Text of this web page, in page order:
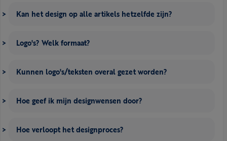
Kan het design op alle artikels hetzelfde zijn?
Logo's? Welk formaat?
Kunnen logo's/teksten overal gezet worden?
Hoe geef ik mijn designwensen door?
Hoe verloopt het designproces?